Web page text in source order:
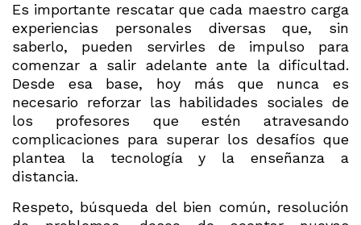
Es importante rescatar que cada maestro carga
experiencias personales diversas que, sin
saberlo, pueden servirles de impulso para
comenzar a salir adelante ante la dificultad.
Desde esa base, hoy más que nunca es
necesario reforzar las habilidades sociales de
los profesores que estén atravesando
complicaciones para superar los desafíos que
plantea la tecnología y la enseñanza a
distancia.
Respeto, búsqueda del bien común, resolución